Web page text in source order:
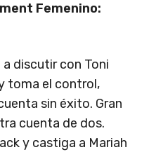
Femenino:
discutir con Toni
toma el control,
sin éxito. Gran
cuenta de dos.
y castiga a Mariah